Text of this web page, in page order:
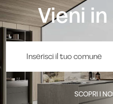
Vieni
SCOPRI I